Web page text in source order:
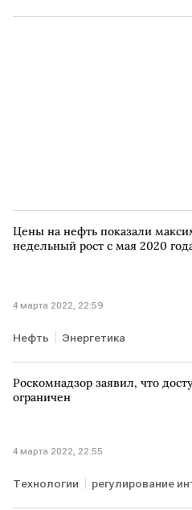
Цены на нефть показали
недельный рост с мая 2020
4 марта 2022, 22:59
Нефть Энергетика
Роскомнадзор заявил, что
ограничен
4 марта 2022, 22:55
Технологии регулирование